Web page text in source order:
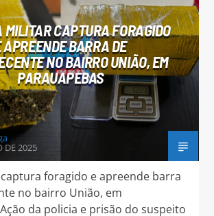
Azul FM
MILITAR CAPTURA FORAGIDO
APREENDE BARRA DE
NO BAIRRO UNIÃO, EM
PARAUAPEBAS
DE 2025
foragido e apreende barra
no bairro União, em
da policia e prisão do suspeito